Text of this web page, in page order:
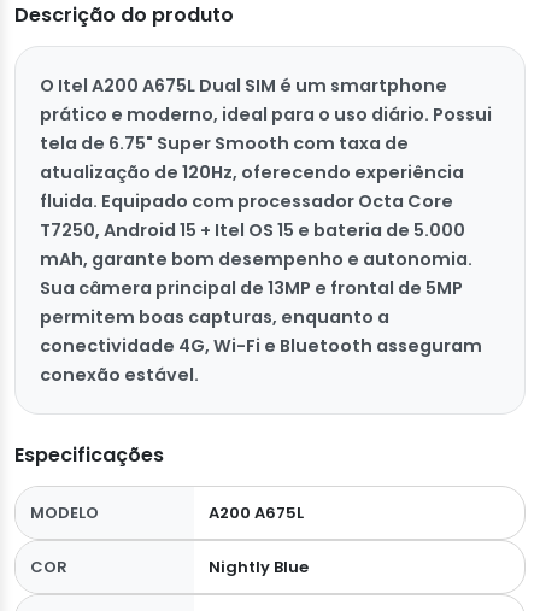
Descrição do produto
O Itel A200 A675L Dual SIM é um smartphone
prático e moderno, ideal para o uso diário. Possui
tela de 6.75" Super Smooth com taxa de
atualização de 120Hz, oferecendo experiência
fluida. Equipado com processador Octa Core
T7250, Android 15 + Itel OS 15 e bateria de 5.000
mAh, garante bom desempenho e autonomia.
Sua câmera principal de 13MP e frontal de 5MP
permitem boas capturas, enquanto a
conectividade 4G, Wi-Fi e Bluetooth asseguram
conexão estável.
Especificações
MODELO A200 A675L
COR Nightly Blue